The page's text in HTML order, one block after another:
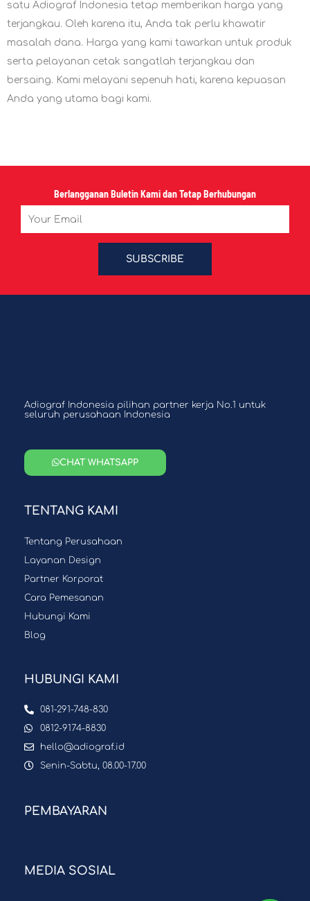
satu Adiograf Indonesia tetap memberikan harga yang
terjangkau. Oleh karena itu, Anda tak perlu khawatir
masalah dana. Harga yang kami tawarkan untuk produk
serta pelayanan cetak sangatlah terjangkau dan
bersaing. Kami melayani sepenuh hati, karena kepuasan
Anda yang utama bagi kami.
Berlangganan Buletin Kami dan Tetap Berhubungan
Email
SUBSCRIBE
Adiograf Indonesia pilihan partner kerja No.1 untuk
seluruh perusahaan Indonesia
CHAT WHATSAPP
TENTANG KAMI
Tentang Perusahaan
Layanan Design
Partner Korporat
Cara Pemesanan
Hubungi Kami
Blog
HUBUNGI KAMI
081-291-748-830
0812-9174-8830
hello@adiograf.id
Senin-Sabtu, 08.00-17.00
PEMBAYARAN
MEDIA SOSIAL